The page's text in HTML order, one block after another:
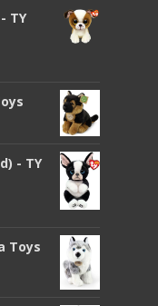
TY
- TY
Toys